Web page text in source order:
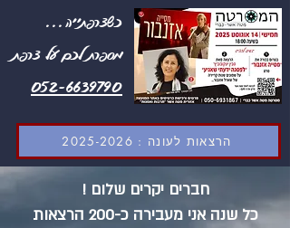
...כשצרפתייה
מספרת לכם על צרפת
052-6639790
הרצאות לעונה : 2025-2026
חברים יקרים שלום !
כל שנה אני מעבירה כ-200 הרצאות